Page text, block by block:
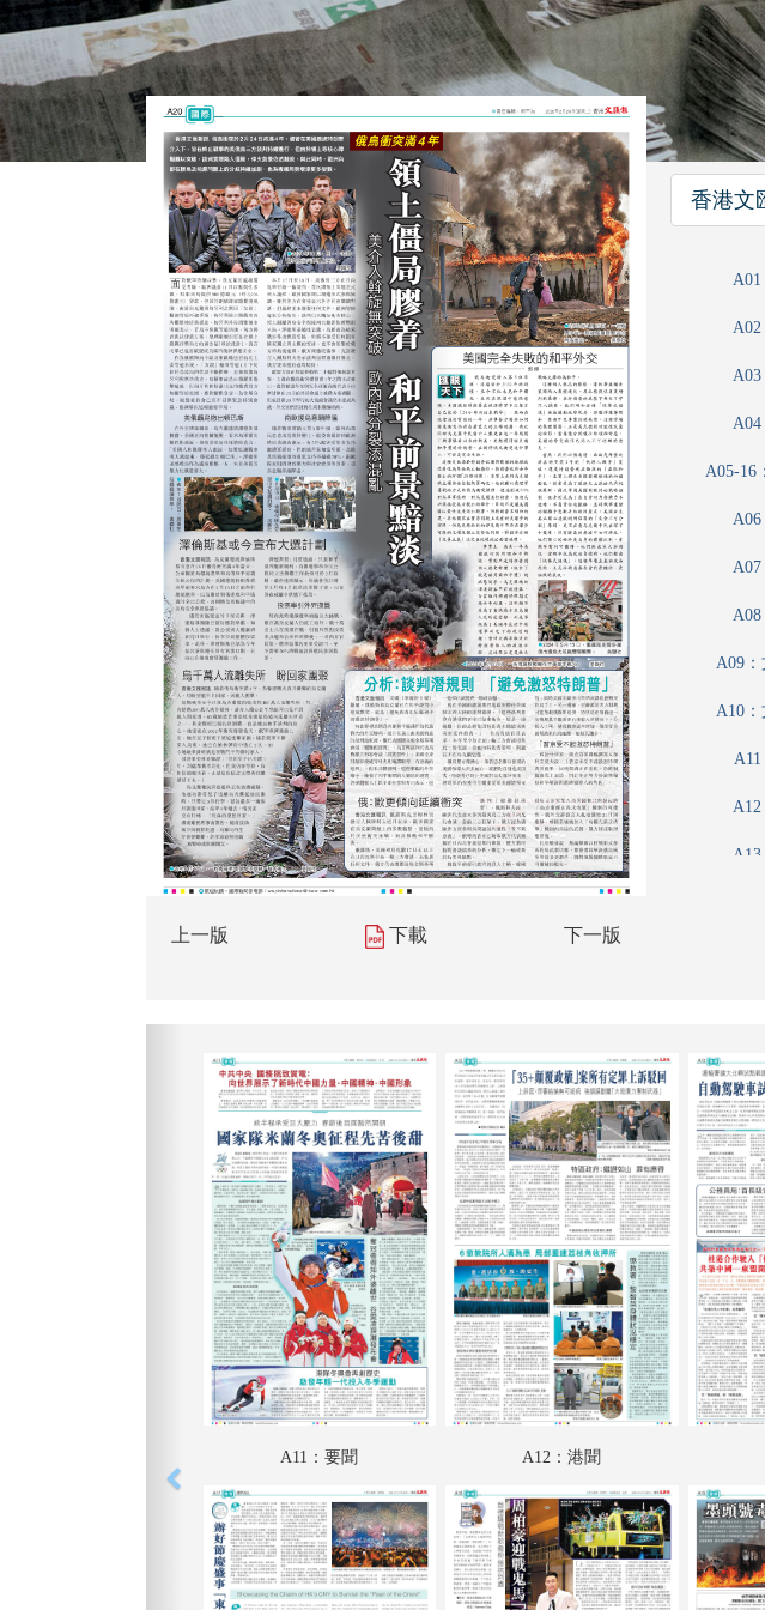
上一版 下載 下一版
香港文
A01
A02
A03
A04
A05-16
A06
A07
A08
A09
A10
A12
B02
A11：要聞 A12：港聞